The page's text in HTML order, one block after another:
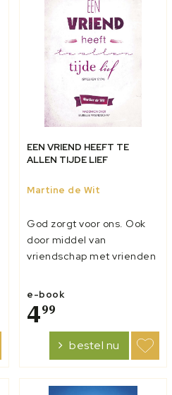
EEN VRIEND HEEFT TE
ALLEN TIJDE LIEF
Martine de Wit
God zorgt voor ons. Ook
door middel van
vriendschap met vrienden
het een zegen als je een
goede vriend of vriendin
hebt! Maar hoe kun je een
Welke eigenschappen zijn
er dan in Bijbels opzicht
belang...
e-book
499
bestel nu